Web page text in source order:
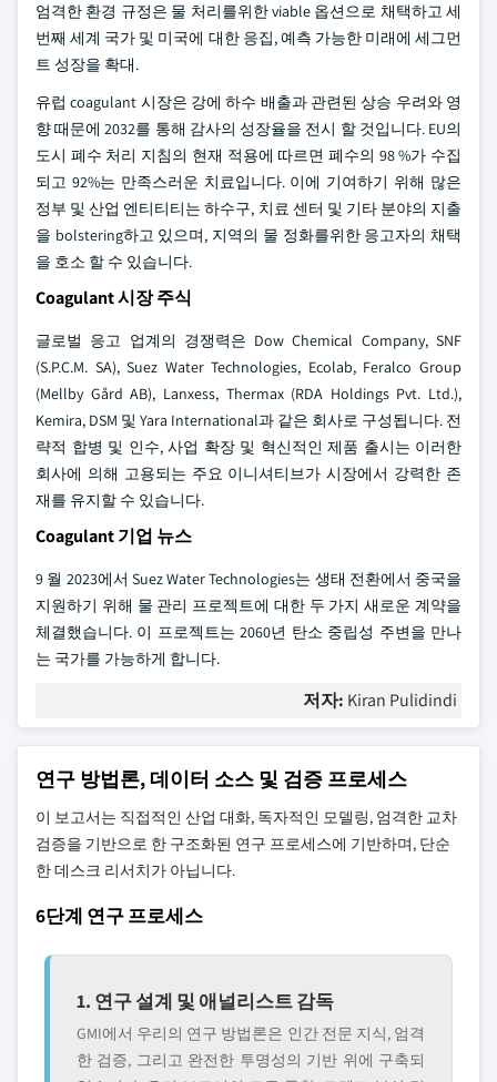
엄격한 환경 규정은 물 처리를위한 viable 옵션으로 채택하고 세
번째 세계 국가 및 미국에 대한 응집, 예측 가능한 미래에 세그먼
트 성장을 확대.
유럽 coagulant 시장은 강에 하수 배출과 관련된 상승 우려와 영
향 때문에 2032를 통해 감사의 성장율을 전시 할 것입니다. EU의
도시 폐수 처리 지침의 현재 적용에 따르면 폐수의 98 %가 수집
되고 92%는 만족스러운 치료입니다. 이에 기여하기 위해 많은
정부 및 산업 엔티티티는 하수구, 치료 센터 및 기타 분야의 지출
을 bolstering하고 있으며, 지역의 물 정화를위한 응고자의 채택
을 호소 할 수 있습니다.
Coagulant 시장 주식
글로벌 응고 업계의 경쟁력은 Dow Chemical Company, SNF
(S.P.C.M. SA), Suez Water Technologies, Ecolab, Feralco Group
(Mellby Gård AB), Lanxess, Thermax (RDA Holdings Pvt. Ltd.),
Kemira, DSM 및 Yara International과 같은 회사로 구성됩니다. 전
략적 합병 및 인수, 사업 확장 및 혁신적인 제품 출시는 이러한
회사에 의해 고용되는 주요 이니셔티브가 시장에서 강력한 존
재를 유지할 수 있습니다.
Coagulant 기업 뉴스
9 월 2023에서 Suez Water Technologies는 생태 전환에서 중국을
지원하기 위해 물 관리 프로젝트에 대한 두 가지 새로운 계약을
체결했습니다. 이 프로젝트는 2060년 탄소 중립성 주변을 만나
는 국가를 가능하게 합니다.
저자: Kiran Pulidindi
연구 방법론, 데이터 소스 및 검증 프로세스
이 보고서는 직접적인 산업 대화, 독자적인 모델링, 엄격한 교차
검증을 기반으로 한 구조화된 연구 프로세스에 기반하며, 단순
한 데스크 리서치가 아닙니다.
6단계 연구 프로세스
1. 연구 설계 및 애널리스트 감독
GMI에서 우리의 연구 방법론은 인간 전문 지식, 엄격
한 검증, 그리고 완전한 투명성의 기반 위에 구축되